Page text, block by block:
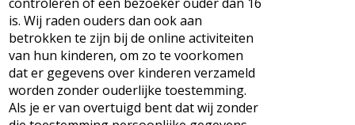
is. Wij raden ouders dan ook aan
betrokken te zijn bij de online activiteiten
van hun kinderen, om zo te voorkomen
dat er gegevens over kinderen verzameld
worden zonder ouderlijke toestemming.
Als je er van overtuigd bent dat wij zonder